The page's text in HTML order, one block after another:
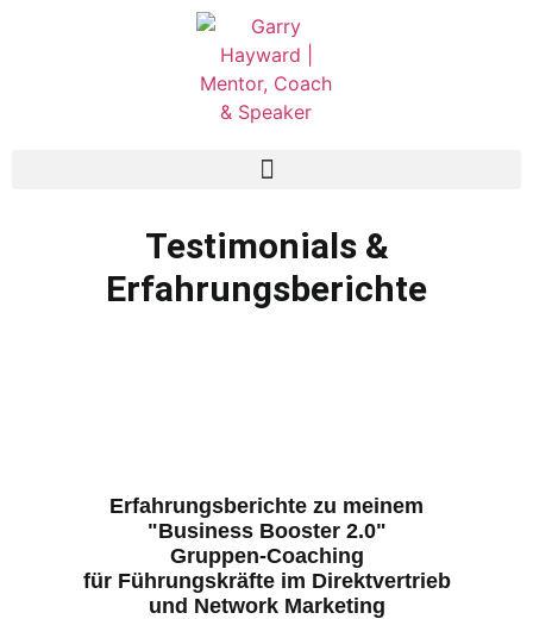
Testimonials &
Erfahrungsberichte
Erfahrungsberichte zu meinem
"Business Booster 2.0"
Gruppen-Coaching
für Führungskräfte im Direktvertrieb
und Network Marketing